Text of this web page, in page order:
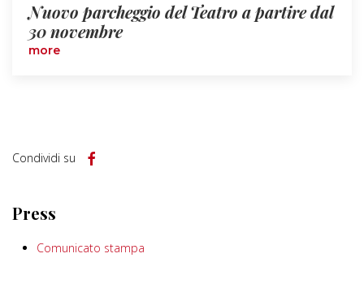
Nuovo parcheggio del Teatro a partire dal
30 novembre
more
Condividi su
Press
Comunicato stampa